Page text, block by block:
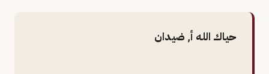
حياك الله أ, ضيدان